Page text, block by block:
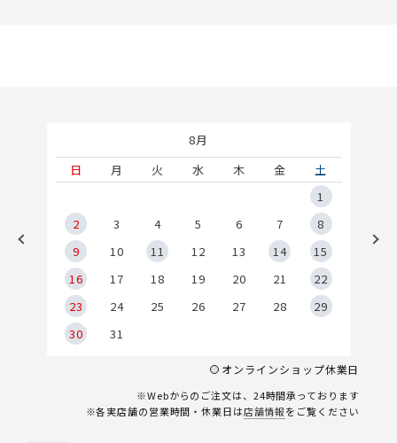
8月
日
月 火 水 木 金
土
1
2
3 4 5 6 7
8
9
10 11 12 13 14
15
16
17 18 19 20 21
22
23
24 25 26 27 28
29
30
31
オンラインショップ休業日
※Webからのご注文は、24時間承っております
※各実店舗の営業時間・休業日は店舗情報をご覧ください